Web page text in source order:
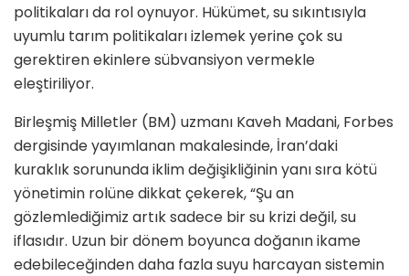
politikaları da rol oynuyor. Hükümet, su sıkıntısıyla
uyumlu tarım politikaları izlemek yerine çok su
gerektiren ekinlere sübvansiyon vermekle
eleştiriliyor.
Birleşmiş Milletler (BM) uzmanı Kaveh Madani, Forbes
dergisinde yayımlanan makalesinde, İran’daki
kuraklık sorununda iklim değişikliğinin yanı sıra kötü
yönetimin rolüne dikkat çekerek, “Şu an
gözlemlediğimiz artık sadece bir su krizi değil, su
iflasıdır. Uzun bir dönem boyunca doğanın ikame
edebileceğinden daha fazla suyu harcayan sistemin